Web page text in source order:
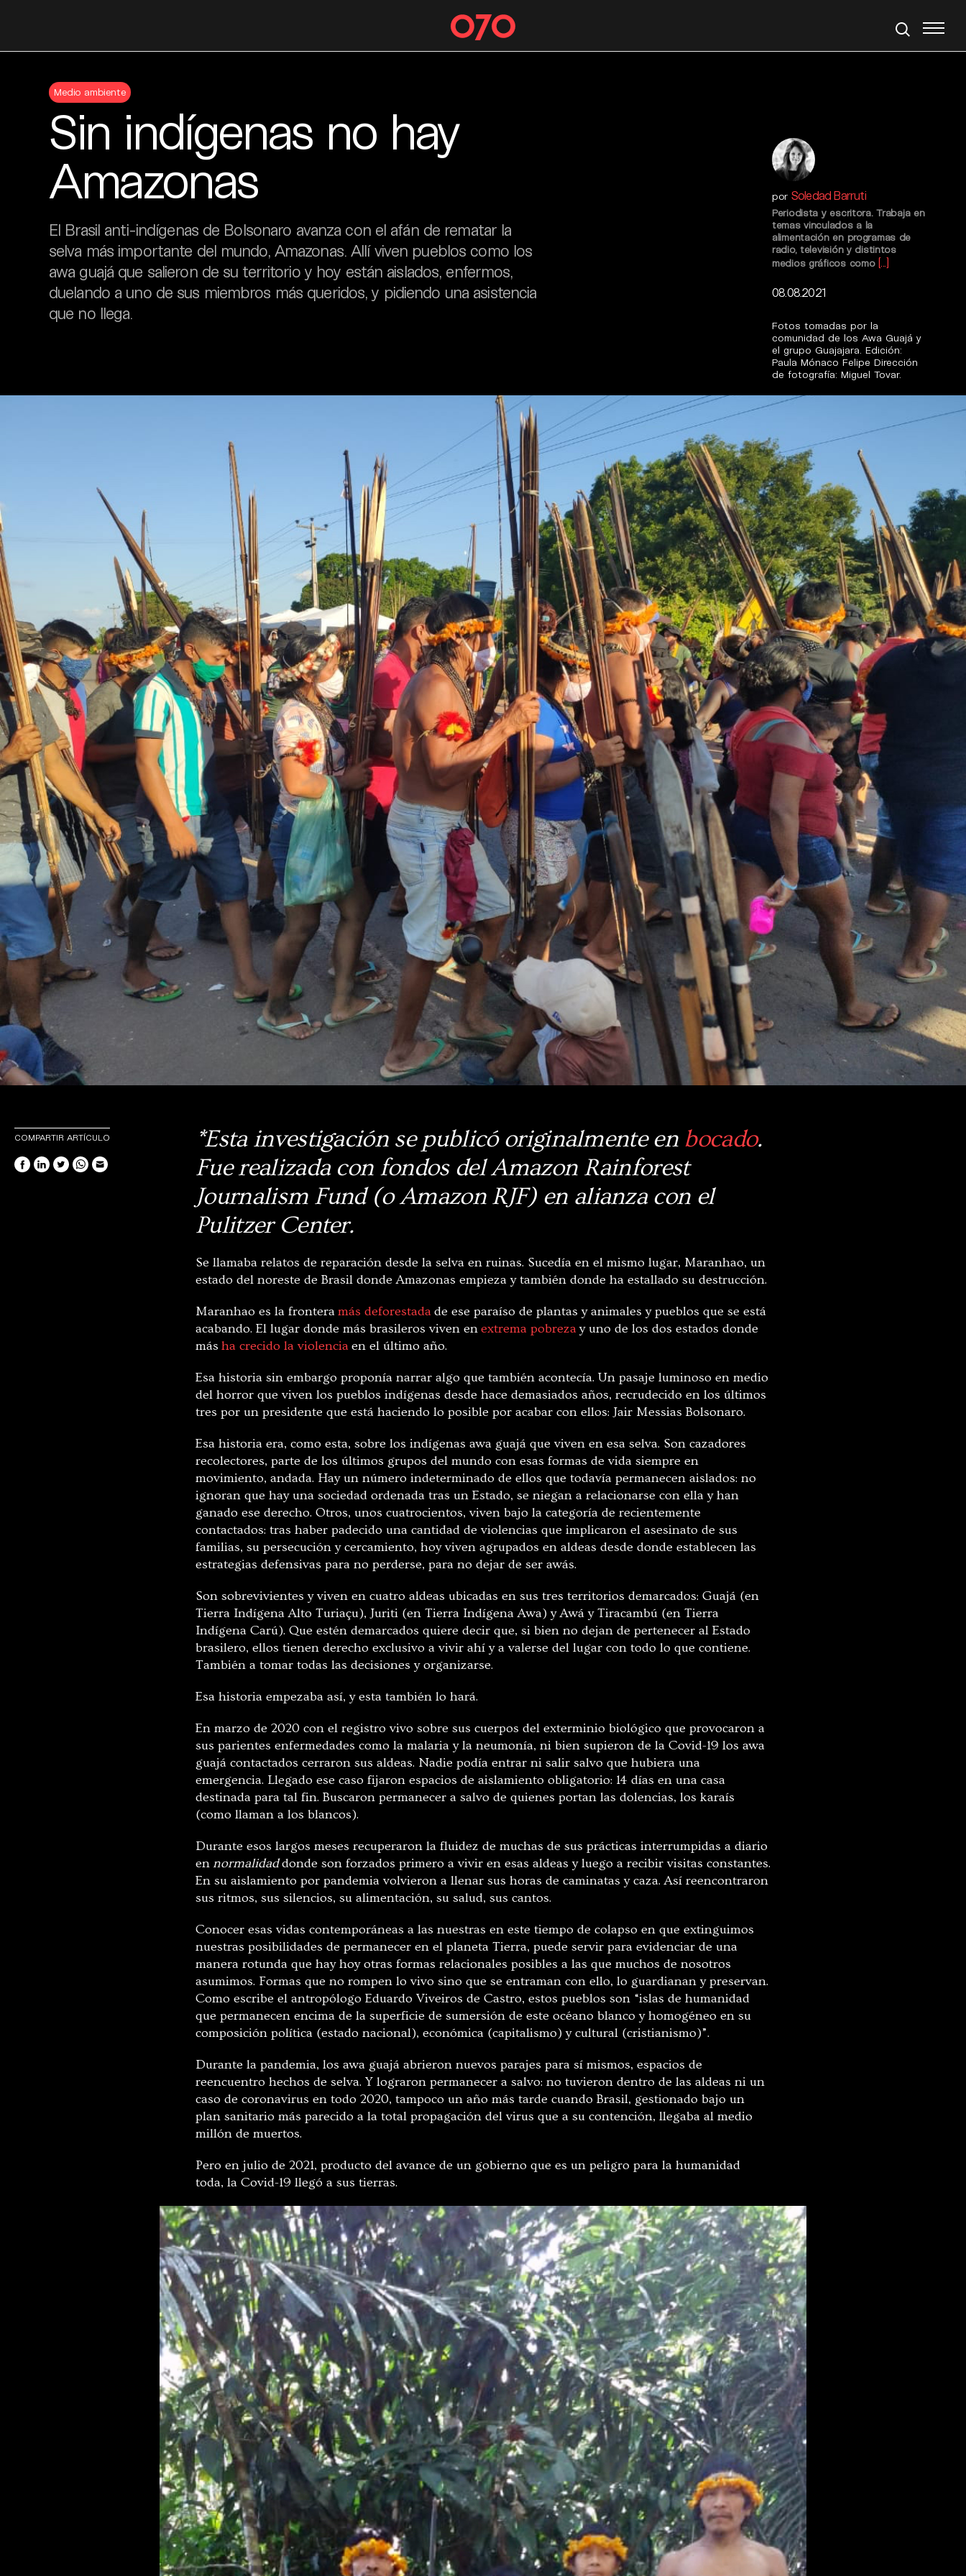
Medio ambiente
Sin indígenas no hay
Amazonas
El Brasil anti-indígenas de Bolsonaro avanza con el afán de rematar la
selva más importante del mundo, Amazonas. Allí viven pueblos como los
awa guajá que salieron de su territorio y hoy están aislados, enfermos,
duelando a uno de sus miembros más queridos, y pidiendo una asistencia
que no llega.
por Soledad Barruti
Periodista y escritora. Trabaja en
temas vinculados a la
alimentación en programas de
radio, televisión y distintos
medios gráficos como [...]
08.08.2021
Fotos tomadas por la
comunidad de los Awa Guajá y
el grupo Guajajara. Edición:
Paula Mónaco Felipe Dirección
de fotografía: Miguel Tovar.
*Esta investigación se publicó originalmente en bocado.
Fue realizada con fondos del Amazon Rainforest
Journalism Fund (o Amazon RJF) en alianza con el
Pulitzer Center.
Se llamaba relatos de reparación desde la selva en ruinas. Sucedía en el mismo lugar, Maranhao, un
estado del noreste de Brasil donde Amazonas empieza y también donde ha estallado su destrucción.
Maranhao es la fronteramás deforestadade ese paraíso de plantas y animales y pueblos que se está
acabando. El lugar donde más brasileros viven enextrema pobrezay uno de los dos estados donde
más ha crecido la violenciaen el último año.
Esa historia sin embargo proponía narrar algo que también acontecía. Un pasaje luminoso en medio
del horror que viven los pueblos indígenas desde hace demasiados años, recrudecido en los últimos
tres por un presidente que está haciendo lo posible por acabar con ellos: Jair Messias Bolsonaro.
Esa historia era, como esta, sobre los indígenas awa guajá que viven en esa selva. Son cazadores
recolectores, parte de los últimos grupos del mundo con esas formas de vida siempre en
movimiento, andada. Hay un número indeterminado de ellos que todavía permanecen aislados: no
ignoran que hay una sociedad ordenada tras un Estado, se niegan a relacionarse con ella y han
ganado ese derecho. Otros, unos cuatrocientos, viven bajo la categoría de recientemente
contactados: tras haber padecido una cantidad de violencias que implicaron el asesinato de sus
familias, su persecución y cercamiento, hoy viven agrupados en aldeas desde donde establecen las
estrategias defensivas para no perderse, para no dejar de ser awás.
Son sobrevivientes y viven en cuatro aldeas ubicadas en sus tres territorios demarcados: Guajá (en
Tierra Indígena Alto Turiaçu), Juriti (en Tierra Indígena Awa) y Awá y Tiracambú (en Tierra
Indígena Carú). Que estén demarcados quiere decir que, si bien no dejan de pertenecer al Estado
brasilero, ellos tienen derecho exclusivo a vivir ahí y a valerse del lugar con todo lo que contiene.
También a tomar todas las decisiones y organizarse.
Esa historia empezaba así, y esta también lo hará.
En marzo de 2020 con el registro vivo sobre sus cuerpos del exterminio biológico que provocaron a
sus parientes enfermedades como la malaria y la neumonía, ni bien supieron de la Covid-19 los awa
guajá contactados cerraron sus aldeas. Nadie podía entrar ni salir salvo que hubiera una
emergencia. Llegado ese caso fijaron espacios de aislamiento obligatorio: 14 días en una casa
destinada para tal fin. Buscaron permanecer a salvo de quienes portan las dolencias, los karaís
(como llaman a los blancos).
Durante esos largos meses recuperaron la fluidez de muchas de sus prácticas interrumpidas a diario
ennormalidaddonde son forzados primero a vivir en esas aldeas y luego a recibir visitas constantes.
En su aislamiento por pandemia volvieron a llenar sus horas de caminatas y caza. Así reencontraron
sus ritmos, sus silencios, su alimentación, su salud, sus cantos.
Conocer esas vidas contemporáneas a las nuestras en este tiempo de colapso en que extinguimos
nuestras posibilidades de permanecer en el planeta Tierra, puede servir para evidenciar de una
manera rotunda que hay hoy otras formas relacionales posibles a las que muchos de nosotros
asumimos. Formas que no rompen lo vivo sino que se entraman con ello, lo guardianan y preservan.
Como escribe el antropólogo Eduardo Viveiros de Castro, estos pueblos son “islas de humanidad
que permanecen encima de la superficie de sumersión de este océano blanco y homogéneo en su
composición política (estado nacional), económica (capitalismo) y cultural (cristianismo)”.
Durante la pandemia, los awa guajá abrieron nuevos parajes para sí mismos, espacios de
reencuentro hechos de selva. Y lograron permanecer a salvo: no tuvieron dentro de las aldeas ni un
caso de coronavirus en todo 2020, tampoco un año más tarde cuando Brasil, gestionado bajo un
plan sanitario más parecido a la total propagación del virus que a su contención, llegaba al medio
millón de muertos.
Pero en julio de 2021, producto del avance de un gobierno que es un peligro para la humanidad
toda, la Covid-19 llegó a sus tierras.
COMPARTIR ARTÍCULO